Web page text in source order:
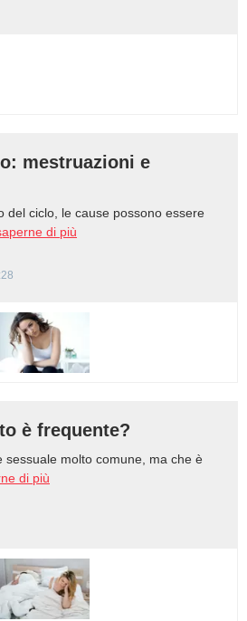
mestruazioni e
del ciclo, le cause possono essere
di più
è frequente?
sessuale molto comune, ma che è
di più